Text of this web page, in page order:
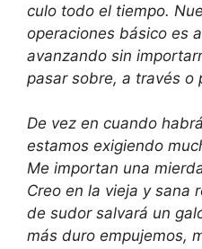
culo todo el tiempo.
operaciones básico es
avanzando sin
pasar sobre, a través o
De vez en cuando
estamos exigiendo
Me importan una
Creo en la vieja y sana
de sudor salvará un
más duro empujemos,